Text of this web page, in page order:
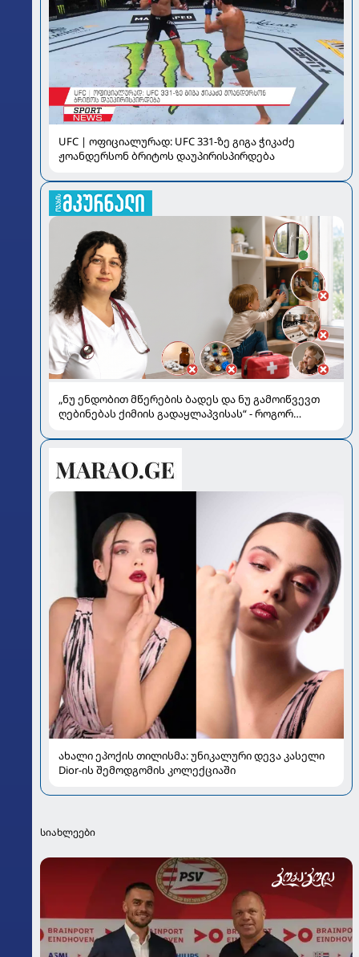
UFC | ოფიციალურად: UFC 331-ზე გიგა ჭიკაძე
ჟოანდერსონ ბრიტოს დაუპირისპირდება
„ნუ ენდობით მწერების ბადეს და ნუ გამოიწვევთ
ღებინებას ქიმიის გადაყლაპვისას“ - როგორ
სალომე ახვლედიანის რჩევები
ახალი ეპოქის თილისმა: უნიკალური დევა კასელი
Dior-ის შემოდგომის კოლექციაში
სიახლეები